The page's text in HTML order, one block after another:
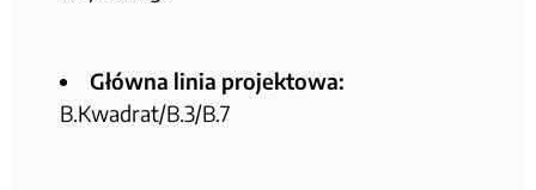
Główna linia projektowa:
B.Kwadrat/B.3/B.7